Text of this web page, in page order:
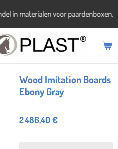
in materialen voor paardenboxen.
Wood Imitation Boards
Ebony Gray
2 486,40 €